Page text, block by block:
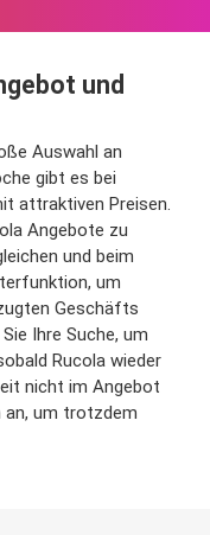
und
Auswahl an
gibt es bei
attraktiven Preisen.
Angebote zu
und beim
um
Geschäfts
Ihre Suche, um
Rucola wieder
nicht im Angebot
an, um trotzdem